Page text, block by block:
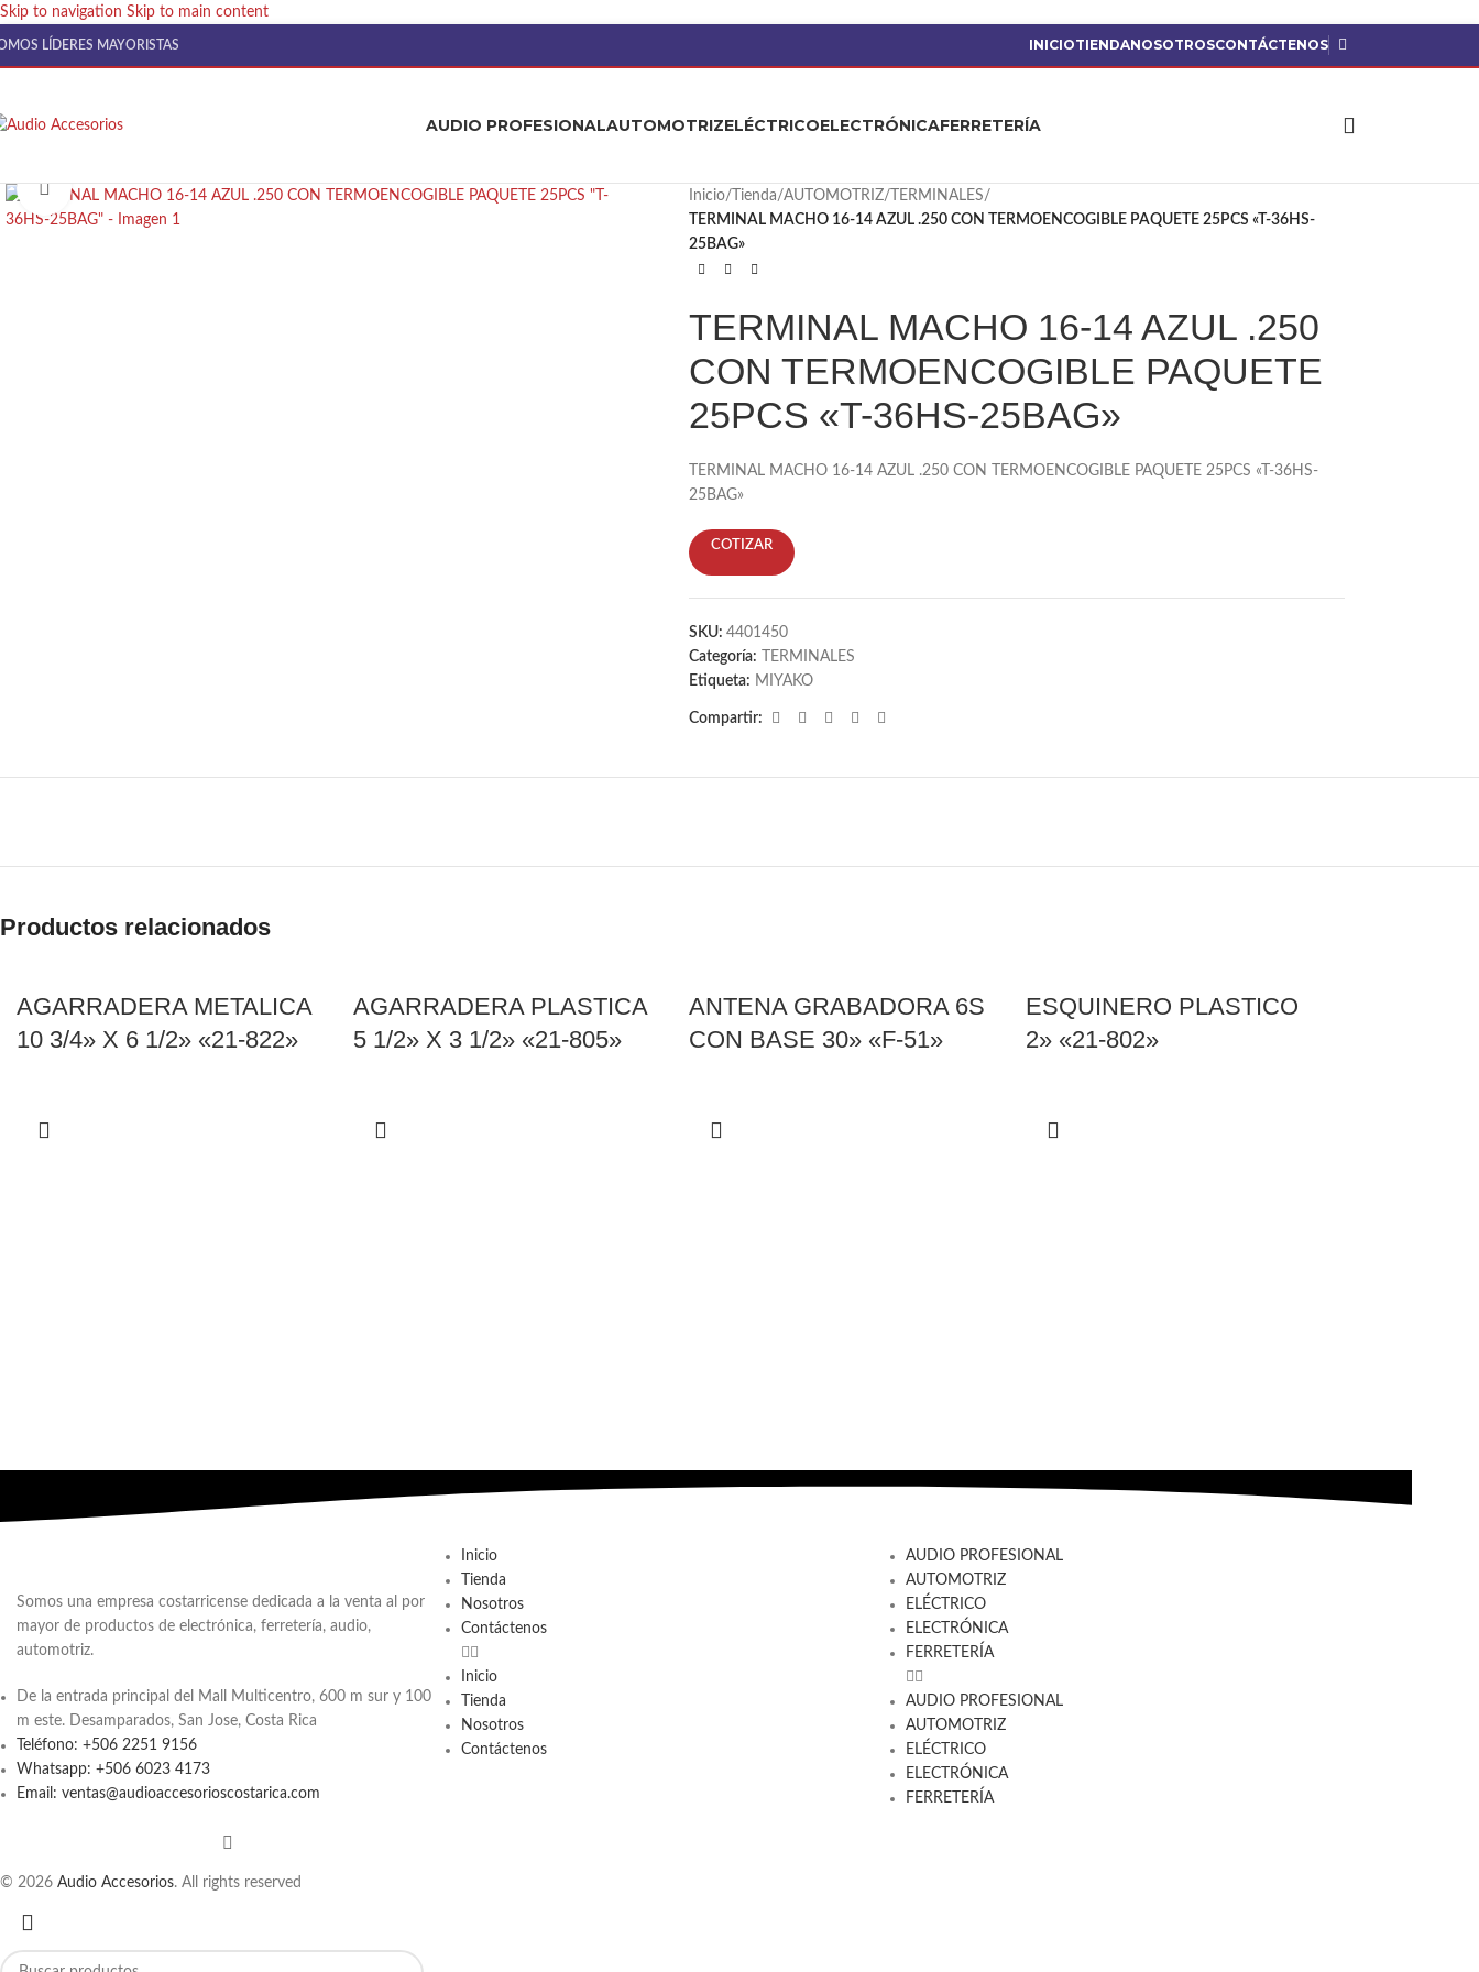
Skip to navigation Skip to main content
LÍDERES MAYORISTAS INICIOTIENDANOSOTROSCONTÁCTENOS
AUDIO PROFESIONALAUTOMOTRIZELÉCTRICOELECTRÓNICAFERRETERÍA
Click to enlarge
Inicio/ Tienda/AUTOMOTRIZ/ TERMINALES/
TERMINAL MACHO 16-14 AZUL .250 CON TERMOENCOGIBLE PAQUETE 25PCS «T-36HS-
25BAG»
TERMINAL MACHO 16-14 AZUL .250
CON TERMOENCOGIBLE PAQUETE
25PCS «T-36HS-25BAG»
TERMINAL MACHO 16-14 AZUL .250 CON TERMOENCOGIBLE PAQUETE 25PCS «T-36HS-
25BAG»
COTIZAR
SKU: 4401450
Categoría:
TERMINALES
Etiqueta: MIYAKO
Compartir:
Productos relacionados
AGARRADERA METALICA
10 3/4» X 6 1/2» «21-822»
AGARRADERA PLASTICA
5 1/2» X 3 1/2» «21-805»
ANTENA GRABADORA 6S
CON BASE 30» «F-51»
ESQUINERO PLASTICO
2» «21-802»
Somos una empresa costarricense dedicada a la venta al por
mayor de productos de electrónica, ferretería, audio,
automotriz.
De la entrada principal del Mall Multicentro, 600 m sur y 100
m este. Desamparados, San Jose, Costa Rica
Teléfono: +506 2251 9156
Whatsapp: +506 6023 4173
Email: ventas@audioaccesorioscostarica.com
Inicio
Tienda
Nosotros
Contáctenos
Inicio
Tienda
Nosotros
Contáctenos
AUDIO PROFESIONAL
AUTOMOTRIZ
ELÉCTRICO
ELECTRÓNICA
FERRETERÍA
AUDIO PROFESIONAL
AUTOMOTRIZ
ELÉCTRICO
ELECTRÓNICA
FERRETERÍA
© 2026 Audio Accesorios. All rights reserved